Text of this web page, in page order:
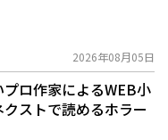
2026年08月05日
プロ作家によるWEB小
クストで読めるホラー